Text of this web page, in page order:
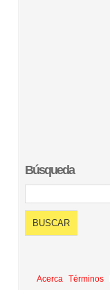
Búsqueda
Acerca Términos